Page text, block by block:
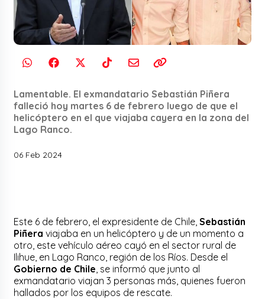
Lamentable. El exmandatario Sebastián Piñera
falleció hoy martes 6 de febrero luego de que el
helicóptero en el que viajaba cayera en la zona del
Lago Ranco.
06 Feb 2024
Este 6 de febrero, el expresidente de Chile,Sebastián
Piñera viajaba en un helicóptero y de un momento a
otro, este vehículo aéreo cayó en el sector rural de
Ilihue, en Lago Ranco, región de los Ríos. Desde el
Gobierno de Chile , se informó que junto al
exmandatario viajan 3 personas más, quienes fueron
hallados por los equipos de rescate.